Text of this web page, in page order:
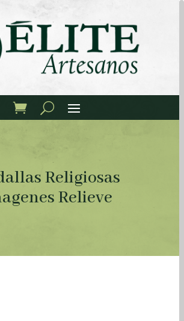
Religiosas
Relieve